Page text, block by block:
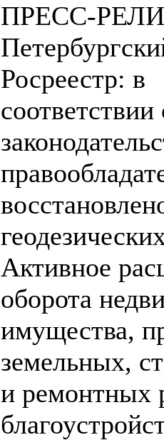
ПРЕСС-
Росреестр: в
соответствии
Активное
оборота
имущества,
земельных,
и ремонтных